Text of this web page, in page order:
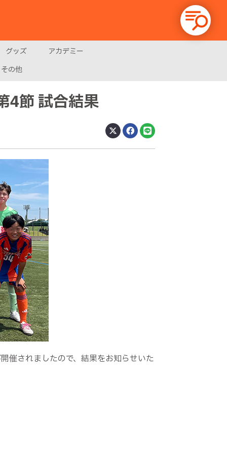
グッズ
アカデミー
その他
4節 試合結果
催されましたので、結果をお知らせいた